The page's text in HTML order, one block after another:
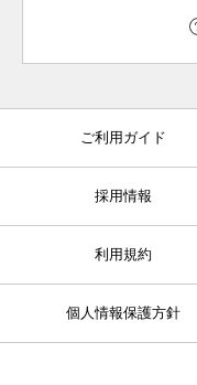
ご利用ガイド
採用情報
利用規約
個人情報保護方針